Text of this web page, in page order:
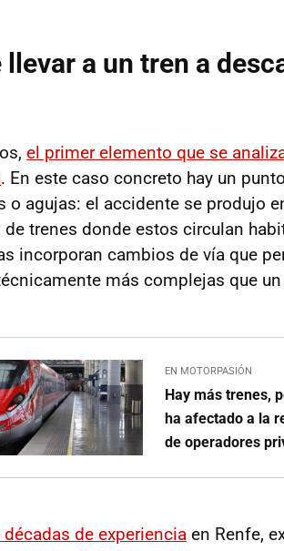
llevar a un tren a
el primer elemento que se
. En este caso concreto hay un
o agujas: el accidente se produjo
trenes donde estos circulan
incorporan cambios de vía que
más complejas que
EN MOTORPASIÓN
Hay más trenes,
ha afectado a la
de operadores
de experiencia en Renfe,